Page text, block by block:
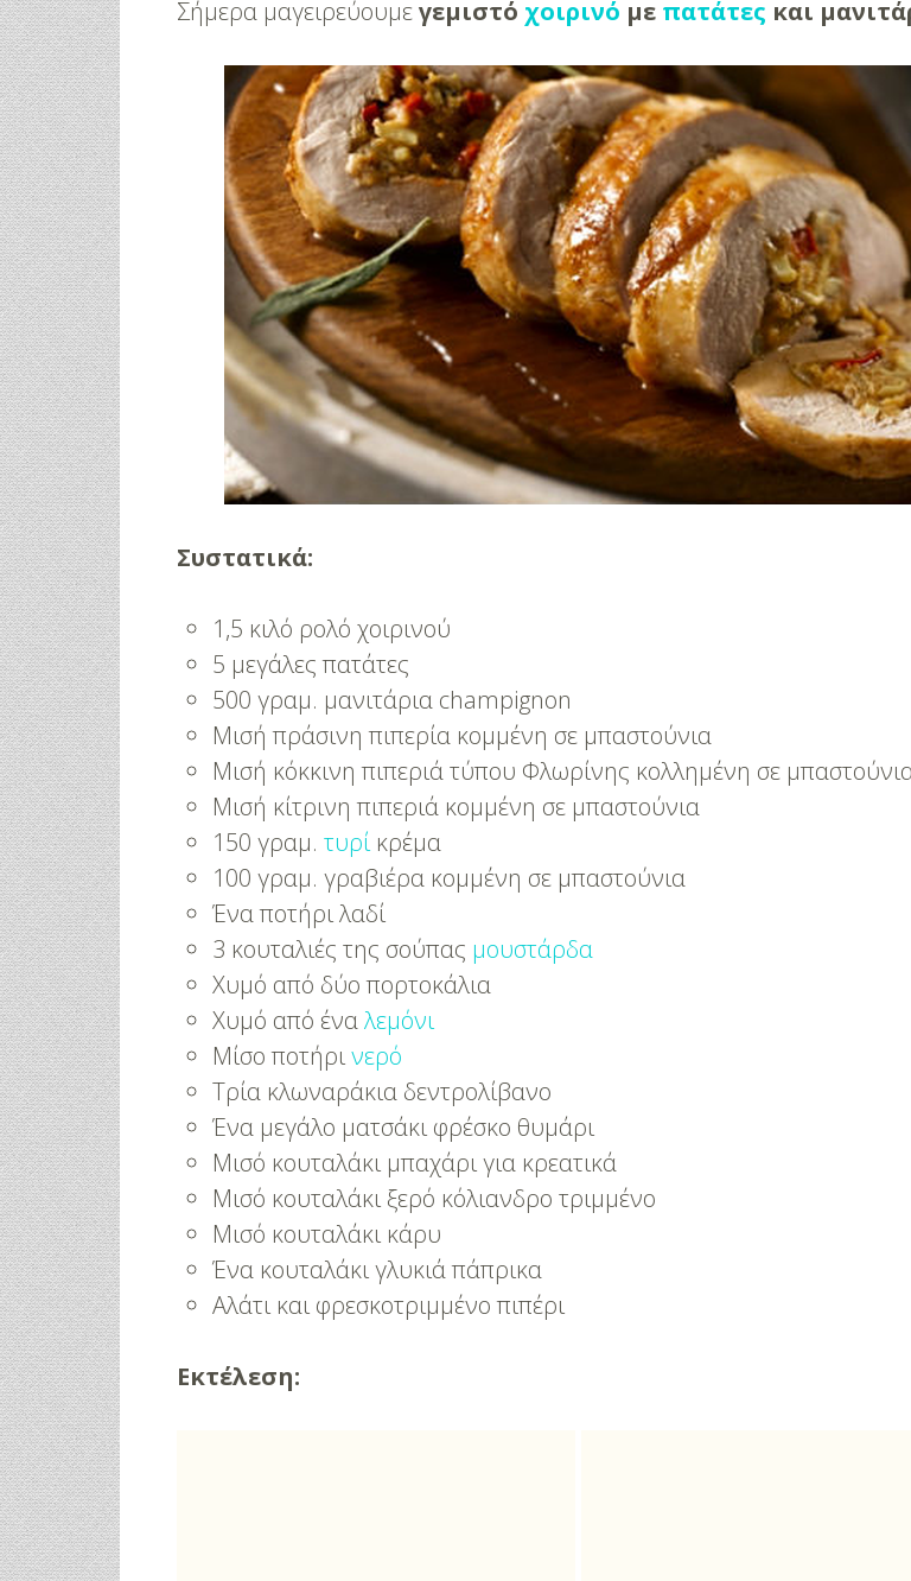
Σήμερα μαγειρεύουμεγεμιστό χοιρινό με πατάτες και
Συστατικά:
1,5 κιλό ρολό χοιρινού
5 μεγάλες πατάτες
500 γραμ. μανιτάρια champignon
Μισή πράσινη πιπερία κομμένη σε μπαστούνια
Μισή κόκκινη πιπεριά τύπου Φλωρίνης κολλημένη σε
Μισή κίτρινη πιπεριά κομμένη σε μπαστούνια
150 γραμ.τυρίκρέμα
100 γραμ. γραβιέρα κομμένη σε μπαστούνια
Ένα ποτήρι λαδί
3 κουταλιές της σούπας μουστάρδα
Χυμό από δύο πορτοκάλια
Χυμό από έναλεμόνι
Μίσο ποτήρινερό
Τρία κλωναράκια δεντρολίβανο
Ένα μεγάλο ματσάκι φρέσκο θυμάρι
Μισό κουταλάκι μπαχάρι για κρεατικά
Μισό κουταλάκι ξερό κόλιανδρο τριμμένο
Μισό κουταλάκι κάρυ
Ένα κουταλάκι γλυκιά πάπρικα
Αλάτι και φρεσκοτριμμένο πιπέρι
Εκτέλεση: